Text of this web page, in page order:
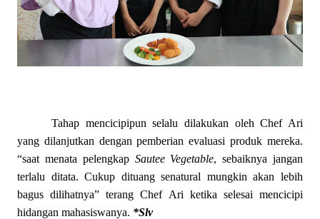
Tahap mencicipipun selalu dilakukan oleh Chef Ari
yang dilanjutkan dengan pemberian evaluasi produk mereka.
“saat menata pelengkap Sautee Vegetable, sebaiknya jangan
terlalu ditata. Cukup dituang senatural mungkin akan lebih
bagus dilihatnya” terang Chef Ari ketika selesai mencicipi
hidangan mahasiswanya. *Slv